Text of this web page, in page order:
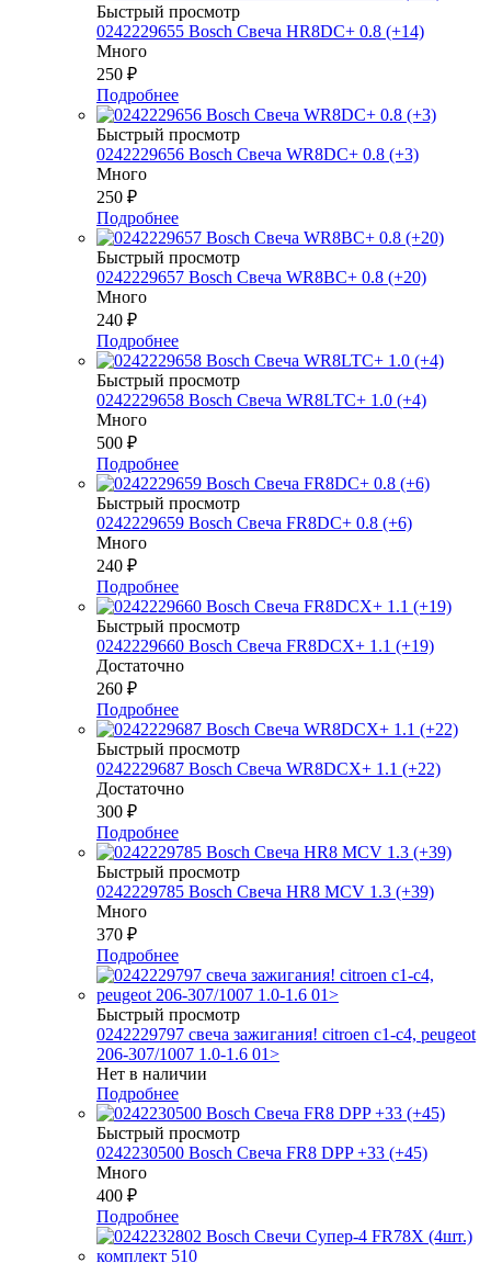
Быстрый просмотр
0242229655 Bosch Свеча HR8DC+ 0.8 (+14)
Много
250 ₽
Подробнее
Быстрый просмотр
0242229656 Bosch Свеча WR8DC+ 0.8 (+3)
Много
250 ₽
Подробнее
Быстрый просмотр
0242229657 Bosch Свеча WR8BC+ 0.8 (+20)
Много
240 ₽
Подробнее
Быстрый просмотр
0242229658 Bosch Свеча WR8LTC+ 1.0 (+4)
Много
500 ₽
Подробнее
Быстрый просмотр
0242229659 Bosch Свеча FR8DC+ 0.8 (+6)
Много
240 ₽
Подробнее
Быстрый просмотр
0242229660 Bosch Свеча FR8DCX+ 1.1 (+19)
Достаточно
260 ₽
Подробнее
Быстрый просмотр
0242229687 Bosch Свеча WR8DCX+ 1.1 (+22)
Достаточно
300 ₽
Подробнее
Быстрый просмотр
0242229785 Bosch Свеча HR8 MCV 1.3 (+39)
Много
370 ₽
Подробнее
Быстрый просмотр
0242229797 свеча зажигания! citroen c1-c4, peugeot
206-307/1007 1.0-1.6 01>
Нет в наличии
Подробнее
Быстрый просмотр
0242230500 Bosch Свеча FR8 DPP +33 (+45)
Много
400 ₽
Подробнее